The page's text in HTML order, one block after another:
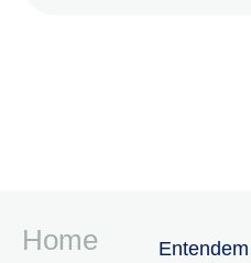
Home
Entendem